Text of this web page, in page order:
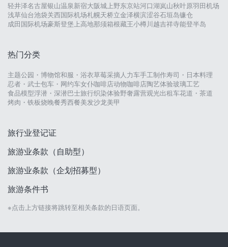
轻井泽名古屋银山温泉新宿大阪城 上野东京站河口湖岚山秋叶原羽田机场
浅草仙台池袋关西国际机场札幌天桥立金泽横滨涩谷石垣岛镰仓
成田国际机场豪斯登堡 上高地那须箱根藏王小樽川越吉祥寺能登半岛
热门分类
主题公园・博物馆和服・浴衣草莓采摘人力车手工制作寿司・日本料理
忍者・武士包车・网约车女仆咖啡店动物咖啡店陶艺体验玻璃工艺
食品模型浮潜・深潜巴士旅行织染体验野奢露营观光出租车花道・茶道
烤肉・铁板烧晚餐秀西餐美发沙龙美甲
旅行业登记证
旅游业条款（自助型）
旅游业条款（企划招募型）
旅游条件书
※点击上方链接将跳转至相关条款的日语页面。